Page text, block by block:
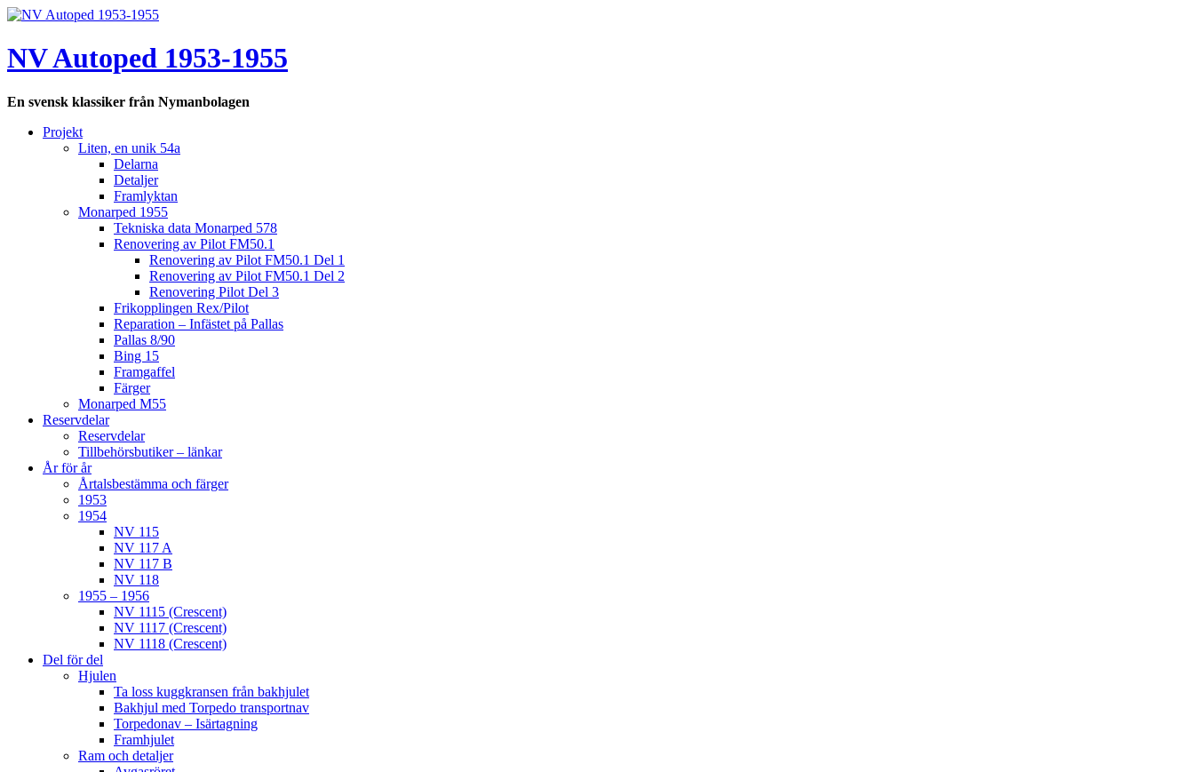
Hoppa
innehåll
NV Autoped 1953-1955
En svensk klassiker från Nymanbolagen
Projekt
Liten, en unik 54a
Delarna
Detaljer
Framlyktan
Monarped 1955
Tekniska data Monarped 578
Renovering av Pilot FM50.1
Renovering av Pilot FM50.1 Del 1
Renovering av Pilot FM50.1 Del 2
Renovering Pilot Del 3
Frikopplingen Rex/Pilot
Reparation – Infästet på Pallas
Pallas 8/90
Bing 15
Framgaffel
Färger
Monarped M55
Reservdelar
Reservdelar
Tillbehörsbutiker – länkar
År för år
Årtalsbestämma och färger
1953
1954
NV 115
NV 117 A
NV 117 B
NV 118
1955 – 1956
NV 1115 (Crescent)
NV 1117 (Crescent)
NV 1118 (Crescent)
Del för del
Hjulen
Ta loss kuggkransen från bakhjulet
Bakhjul med Torpedo transportnav
Torpedonav – Isärtagning
Framhjulet
Ram och detaljer